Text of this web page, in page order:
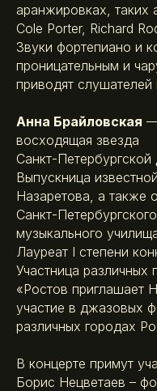
аранжировках, таких
Cole Porter, Richard
Звуки фортепиано и
проницательным и
приводят слушателей
Анна Брайловская —
восходящая звезда
Санкт-
Выпускница
Назаретова, а также
Санкт-Петербургского
музыкального
Лауреат I степени
Участница различных
«Ростов приглашает
участие в джазовых
различных городах
В концерте примут
Борис Нецветаев –